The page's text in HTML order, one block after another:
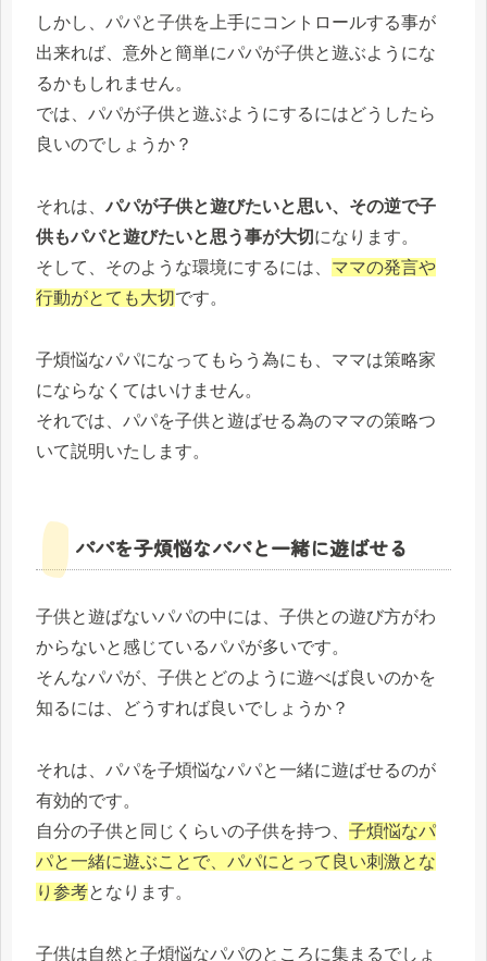
しかし、パパと子供を上手にコントロールする事が
出来れば、意外と簡単にパパが子供と遊ぶようにな
るかもしれません。
では、パパが子供と遊ぶようにするにはどうしたら
良いのでしょうか？
それは、 パパが子供と遊びたいと思い、その逆で子
供もパパと遊びたいと思う事が大切 になります。
そして、そのような環境にするには、 ママの発言や
行動がとても大切です。
子煩悩なパパになってもらう為にも、ママは策略家
にならなくてはいけません。
それでは、パパを子供と遊ばせる為のママの策略つ
いて説明いたします。
パパを子煩悩なパパと一緒に遊ばせる
子供と遊ばないパパの中には、子供との遊び方がわ
からないと感じているパパが多いです。
そんなパパが、子供とどのように遊べば良いのかを
知るには、どうすれば良いでしょうか？
それは、パパを子煩悩なパパと一緒に遊ばせるのが
有効的です。
自分の子供と同じくらいの子供を持つ、 子煩悩なパ
パと一緒に遊ぶことで、パパにとって良い刺激とな
り参考となります。
子供は自然と子煩悩なパパのところに集まるでしょ